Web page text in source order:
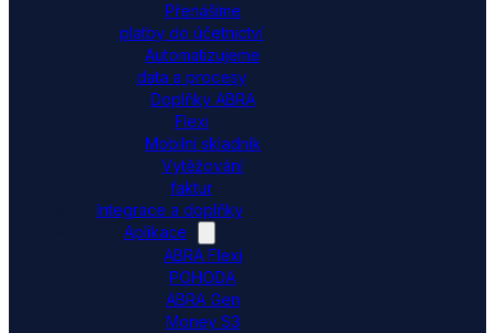
Přenášíme
platby do účetnictví
Automatizujeme
data a procesy
Doplňky ABRA
Flexi
Mobilní skladník
Vytěžování
faktur
Integrace a doplňky
Aplikace
ABRA Flexi
POHODA
ABRA Gen
Money S3